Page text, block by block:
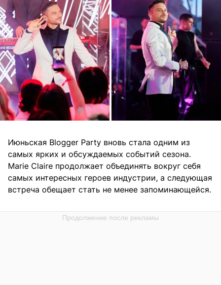
Июньская Blogger Party вновь стала одним из
самых ярких и обсуждаемых событий сезона.
Marie Claire продолжает объединять вокруг себя
самых интересных героев индустрии, а следующая
встреча обещает стать не менее запоминающейся.